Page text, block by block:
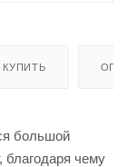
КУПИТЬ
большой
чему